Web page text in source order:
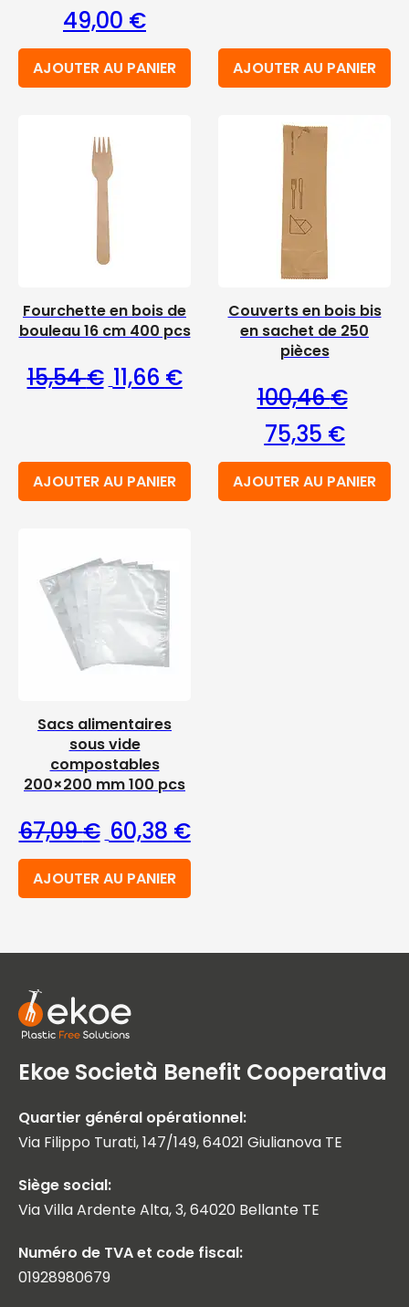
Le prix initial était : 68,05 €.
49,00 €Le prix actuel est : 49,00 €.
AJOUTER AU PANIER AJOUTER AU PANIER
Fourchette en bois de
bouleau 16 cm 400 pcs
15,54€ Le prix initial était : 15,54 €.
11,66 €Le prix actuel est : 11,66 €.
AJOUTER AU PANIER
Couverts en bois bis
en sachet de 250
pièces
100,46€
Le prix initial
75,35 €Le prix
AJOUTER AU PANIER
Sacs alimentaires
sous vide
compostables
200×200 mm 100 pcs
67,09€ Le prix initial était : 67,09 €.
60,38 €Le prix actuel est : 60,38
AJOUTER AU PANIER
Ekoe Società Benefit Cooperativa
Quartier général opérationnel:
Via Filippo Turati, 147/149, 64021 Giulianova TE
Siège social:
Via Villa Ardente Alta, 3, 64020 Bellante TE
Numéro de TVA et code fiscal:
01928980679